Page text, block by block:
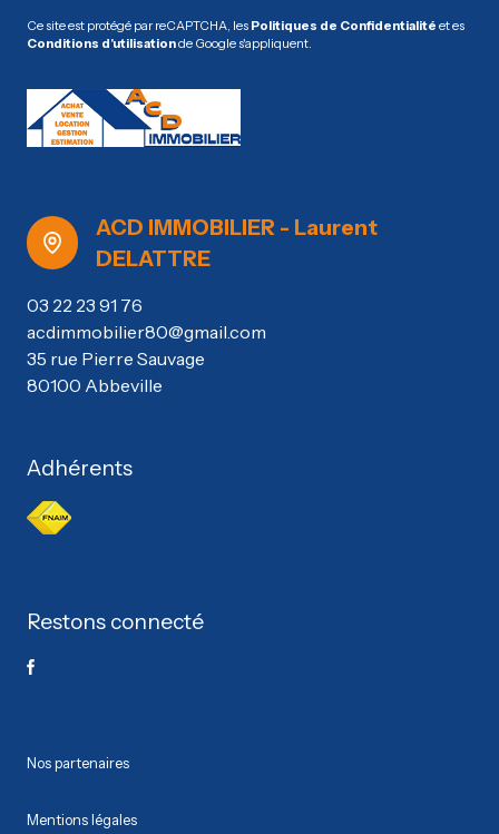
Ce site est protégé par reCAPTCHA, les Politiques de Confidentialité et es
Conditions d'utilisationde Google s'appliquent.
ACD IMMOBILIER - Laurent
DELATTRE
03 22 23 91 76
acdimmobilier80@gmail.com
35 rue Pierre Sauvage
80100 Abbeville
Adhérents
Restons connecté
Nos partenaires
Mentions légales